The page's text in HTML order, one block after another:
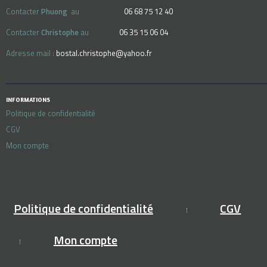
ContacterPhuong au 06 68 75 12 40
Contacter Christophe au 06 35 15 06 04
Adresse mail : bostal.christophe@yahoo.fr
INFORMATIONS
Politique de confidentialité
CGV
Mon compte
Politique de confidentialité
CGV
Mon compte